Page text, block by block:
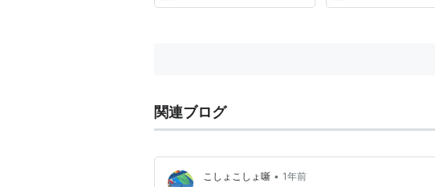
関連ブログ
こしょこしょ噺 • 1年前